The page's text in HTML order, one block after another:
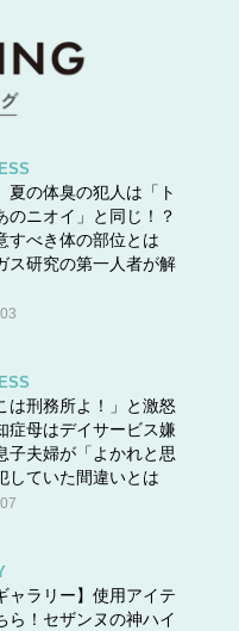
夏の体臭の犯人は「ト
のニオイ」と同じ！？
すべき体の部位とは
ス研究の第一人者が解
は刑務所よ！」と激怒
症母はデイサービス嫌
子夫婦が「よかれと思
していた間違いとは
ャラリー】使用アイテ
ら！セザンヌの神ハイ